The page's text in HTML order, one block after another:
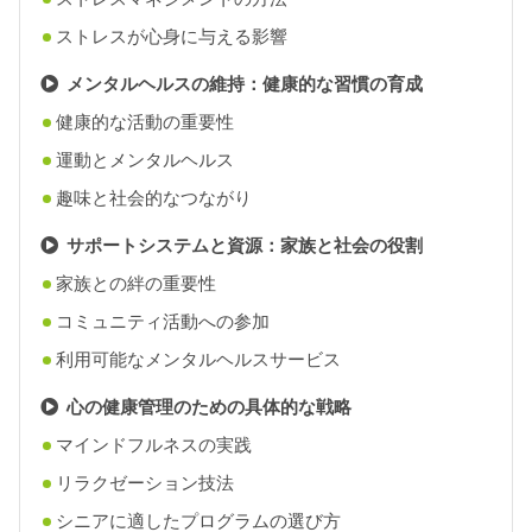
ストレスが心身に与える影響
メンタルヘルスの維持：健康的な習慣の育成
健康的な活動の重要性
運動とメンタルヘルス
趣味と社会的なつながり
サポートシステムと資源：家族と社会の役割
家族との絆の重要性
コミュニティ活動への参加
利用可能なメンタルヘルスサービス
心の健康管理のための具体的な戦略
マインドフルネスの実践
リラクゼーション技法
シニアに適したプログラムの選び方